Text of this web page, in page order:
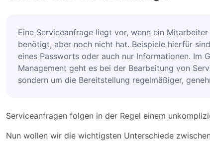
Eine Serviceanfrage liegt vor, wenn ein
benötigt, aber noch nicht hat. Beispiele hierfür
eines Passworts oder auch nur Informationen. Im
Management geht es bei der Bearbeitung von
sondern um die Bereitstellung regelmäßiger,
Serviceanfragen folgen in der Regel einem
Nun wollen wir die wichtigsten Unterschiede